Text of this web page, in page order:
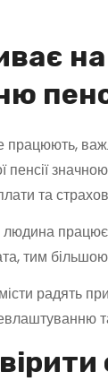
на
пенсії
та
працює
тим
радять